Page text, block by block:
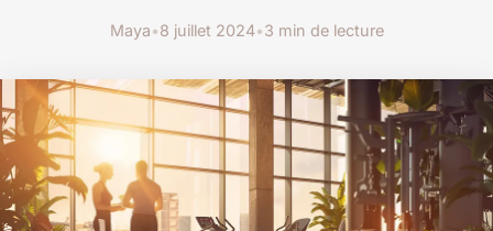
Maya•8 juillet 2024•3 min de lecture